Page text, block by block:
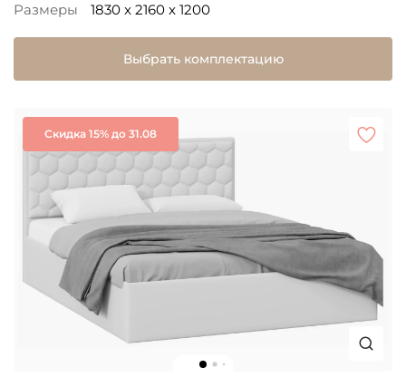
Размеры 1830 x 2160 x 1200
Выбрать комплектацию
Скидка 15% до 31.08